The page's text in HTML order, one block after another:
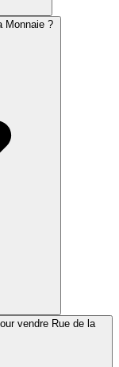
Monnaie ?
vendre Rue de la